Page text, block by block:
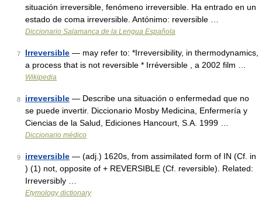
situación irreversible, fenómeno irreversible. Ha entrado en un
estado de coma irreversible. Antónimo: reversible …
Diccionario Salamanca de la Lengua Española
7 Irreversible — may refer to: *Irreversibility, in thermodynamics,
a process that is not reversible * Irréversible , a 2002 film …
Wikipedia
8 irreversible — Describe una situación o enfermedad que no
se puede invertir. Diccionario Mosby Medicina, Enfermería y
Ciencias de la Salud, Ediciones Hancourt, S.A. 1999 …
Diccionario médico
9 irreversible — (adj.) 1620s, from assimilated form of IN (Cf. in
) (1) not, opposite of + REVERSIBLE (Cf. reversible). Related:
Irreversibly …
Etymology dictionary